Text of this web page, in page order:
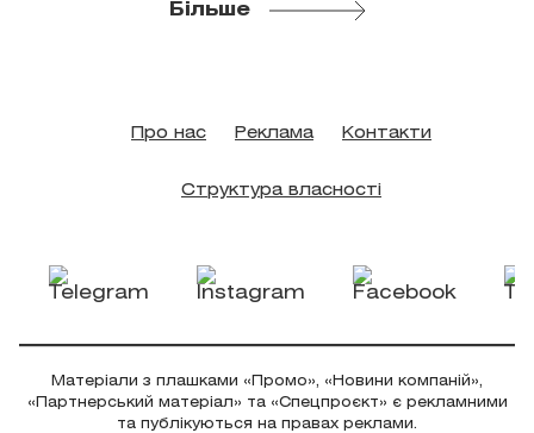
Більше
Про нас Реклама Контакти
Структура власності
Матеріали з плашками «Промо», «Новини компаній»,
«Партнерський матеріал» та «Спецпроєкт» є рекламними
та публікуються на правах реклами.